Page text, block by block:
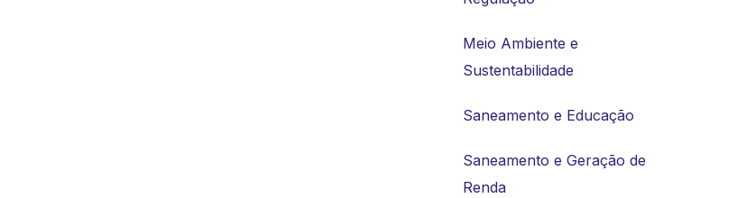
Meio Ambiente e
Sustentabilidade
Saneamento e Educação
Saneamento e Geração de
Renda